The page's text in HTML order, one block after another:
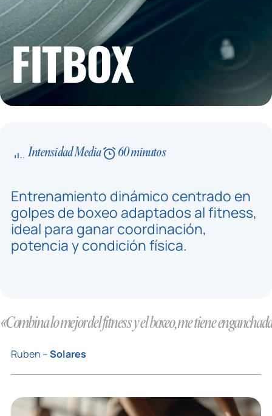
FITBOX
Intensidad Media 60 minutos
Entrenamiento dinámico centrado en
golpes de boxeo adaptados al fitness,
ideal para ganar coordinación,
potencia y condición física.
«Combina lo mejor del fitness y el boxeo, me tiene
Ruben –Solares